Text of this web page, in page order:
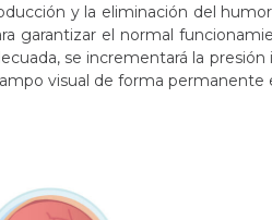
y la eliminación del
garantizar el normal
se incrementará la
visual de forma permanente